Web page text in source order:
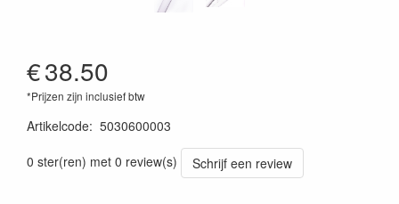
€38.50
*Prijzen zijn inclusief btw
Artikelcode: 5030600003
0 ster(ren) met 0 review(s)
Schrijf een review